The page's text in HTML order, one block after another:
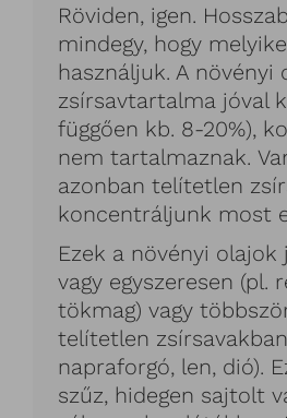
Röviden, igen.
mindegy, hogy
használjuk. A
zsírsavtartalma jóval
függően kb. 8-20%),
nem tartalmaznak.
azonban telítetlen
koncentráljunk most
Ezek a növényi olajok
vagy egyszeresen (pl.
tökmag) vagy
telítetlen
napraforgó, len, dió).
szűz, hidegen sajtolt